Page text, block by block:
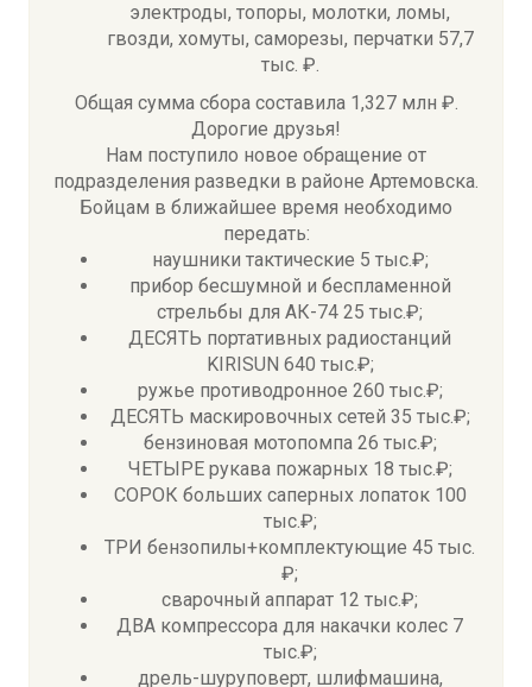
электроды, топоры, молотки, ломы,
гвозди, хомуты, саморезы, перчатки 57,7
тыс. ₽.
Общая сумма сбора составила 1,327 млн ₽.
Дорогие друзья!
Нам поступило новое обращение от
подразделения разведки в районе Артемовска.
Бойцам в ближайшее время необходимо
передать:
наушники тактические 5 тыс.₽;
прибор бесшумной и беспламенной
стрельбы для АК-74 25 тыс.₽;
ДЕСЯТЬ портативных радиостанций
KIRISUN 640 тыс.₽;
ружье противодронное 260 тыс.₽;
ДЕСЯТЬ маскировочных сетей 35 тыс.₽;
бензиновая мотопомпа 26 тыс.₽;
ЧЕТЫРЕ рукава пожарных 18 тыс.₽;
СОРОК больших саперных лопаток 100
тыс.₽;
ТРИ бензопилы+комплектующие 45 тыс.
₽;
сварочный аппарат 12 тыс.₽;
ДВА компрессора для накачки колес 7
тыс.₽;
дрель-шуруповерт, шлифмашина,